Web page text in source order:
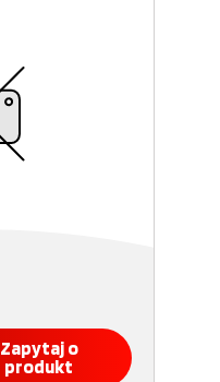
Zapytaj o
produkt